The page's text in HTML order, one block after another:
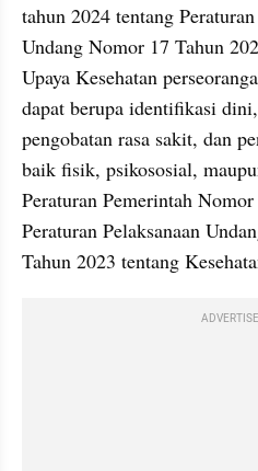
tahun 2024 tentang
Undang Nomor 17 Tahun
Upaya Kesehatan
dapat berupa identifikasi
pengobatan rasa sakit, dan
baik fisik, psikososial,
Peraturan Pemerintah
Peraturan Pelaksanaan
Tahun 2023 tentang